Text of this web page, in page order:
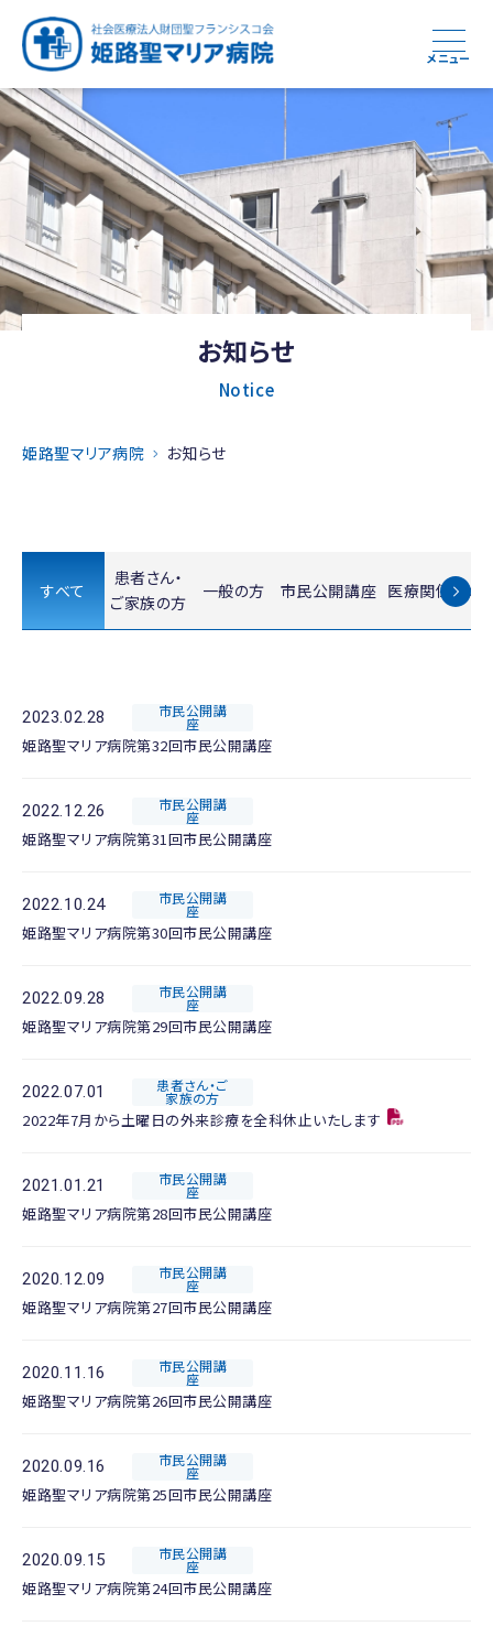
メニュー
お知らせ
Notice
姫路聖マリア病院 お知らせ
すべて
患者さん・
ご家族の方
一般の方 市民公開講座 医療関係者の
2023.02.28 市民公開講
座
姫路聖マリア病院第32回市民公開講座
2022.12.26 市民公開講
座
姫路聖マリア病院第31回市民公開講座
2022.10.24 市民公開講
座
姫路聖マリア病院第30回市民公開講座
2022.09.28 市民公開講
座
姫路聖マリア病院第29回市民公開講座
2022.07.01 患者さん・ご
家族の方
2022年7月から土曜日の外来診療を全科休止いたします
2021.01.21 市民公開講
座
姫路聖マリア病院第28回市民公開講座
2020.12.09 市民公開講
座
姫路聖マリア病院第27回市民公開講座
2020.11.16 市民公開講
座
姫路聖マリア病院第26回市民公開講座
2020.09.16 市民公開講
座
姫路聖マリア病院第25回市民公開講座
2020.09.15 市民公開講
座
姫路聖マリア病院第24回市民公開講座